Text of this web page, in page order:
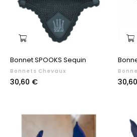
Bonnet SPOOKS Sequin
Bonnets Chevaux
Prix
30,60 € Prix